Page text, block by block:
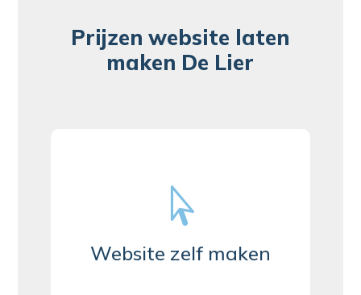
Prijzen website laten
maken De Lier

Website zelf maken